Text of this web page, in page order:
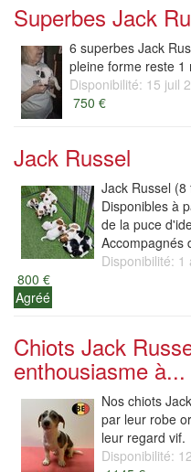
Superbes Jack
6 superbes Jack
pleine forme reste 1
Disponibilité: 15 juil
750 €
Jack Russel
Jack Russel
Disponibles à
de la puce
Accompagnés
Disponibilité: 1
800 €
Agréé
Chiots Jack
enthousiasme à...
Nos chiots
par leur robe
leur regard vif.
Disponibilité: